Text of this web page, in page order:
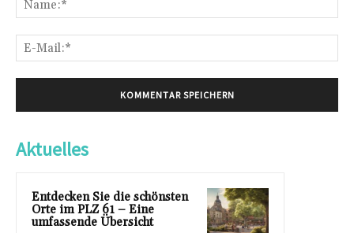
Aktuelles
Entdecken Sie die schönsten
Orte im PLZ 61 – Eine
umfassende Übersicht